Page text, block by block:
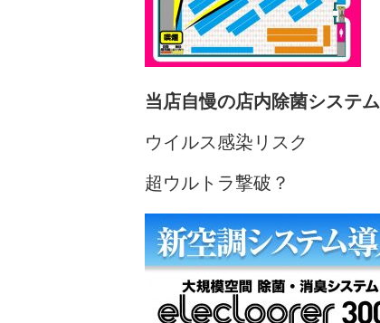
当店自慢の店内除菌システム
ウイルス感染リスク
超ウルトラ撃破？